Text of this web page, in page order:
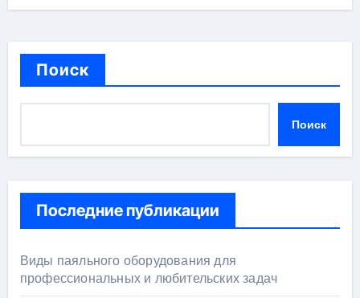
Поиск
Поиск
Последние публикации
Виды паяльного оборудования для
профессиональных и любительских задач